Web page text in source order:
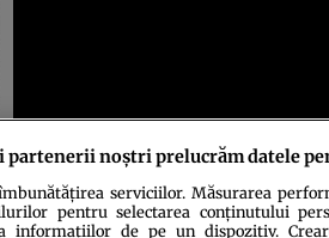
partenerii noștri prelucrăm datele
serviciilor. Măsurarea
pentru selectarea conținutului
informațiilor de pe un dispozitiv.